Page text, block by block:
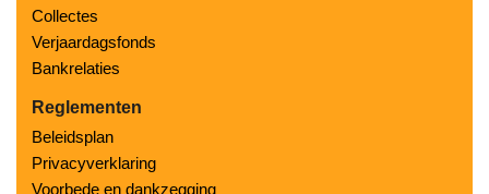
Collectes
Verjaardagsfonds
Bankrelaties
Reglementen
Beleidsplan
Privacyverklaring
Voorbede en dankzegging